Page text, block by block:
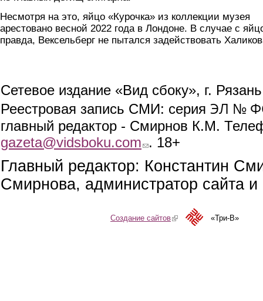
Несмотря на это, яйцо «Курочка» из коллекции музея
арестовано весной 2022 года в Лондоне. В случае с
правда, Вексельберг не пытался задействовать
Сетевое издание «Вид сбоку», г.
Реестровая запись СМИ: серия ЭЛ №
главный редактор - Смирнов К.М.
gazeta@vidsboku.com (link sends e-mail)
. 18+
Главный редактор: Константин
Смирнова, администратор сайта
Создание сайтов(link is external)«Три-В»